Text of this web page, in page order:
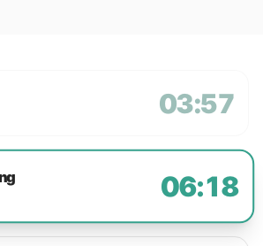
03:57
06:18